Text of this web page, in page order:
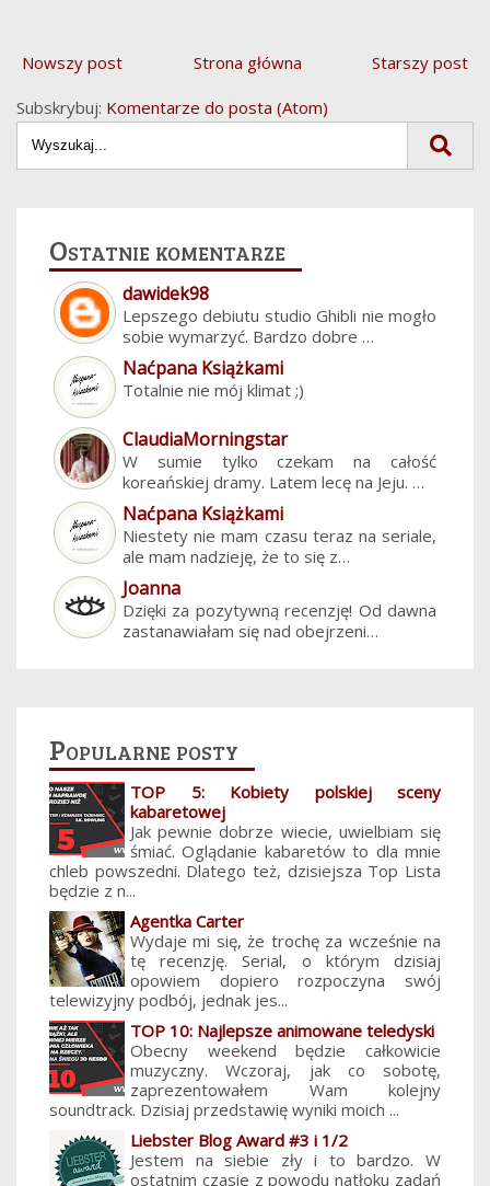
Nowszy post Starszy post
Strona główna
Subskrybuj: Komentarze do posta (Atom)
Ostatnie komentarze
dawidek98
Lepszego debiutu studio Ghibli nie mogło
sobie wymarzyć. Bardzo dobre …
Naćpana Książkami
Totalnie nie mój klimat ;)
ClaudiaMorningstar
W sumie tylko czekam na całość
koreańskiej dramy. Latem lecę na Jeju. …
Naćpana Książkami
Niestety nie mam czasu teraz na seriale,
ale mam nadzieję, że to się z…
Joanna
Dzięki za pozytywną recenzję! Od dawna
zastanawiałam się nad obejrzeni…
Popularne posty
TOP 5: Kobiety polskiej sceny
kabaretowej
Jak pewnie dobrze wiecie, uwielbiam się
śmiać. Oglądanie kabaretów to dla mnie
chleb powszedni. Dlatego też, dzisiejsza Top Lista
będzie z n...
Agentka Carter
Wydaje mi się, że trochę za wcześnie na
tę recenzję. Serial, o którym dzisiaj
opowiem dopiero rozpoczyna swój
telewizyjny podbój, jednak jes...
TOP 10: Najlepsze animowane teledyski
Obecny weekend będzie całkowicie
muzyczny. Wczoraj, jak co sobotę,
zaprezentowałem Wam kolejny
soundtrack. Dzisiaj przedstawię wyniki moich ...
Liebster Blog Award #3 i 1/2
Jestem na siebie zły i to bardzo. W
ostatnim czasie z powodu natłoku zadań